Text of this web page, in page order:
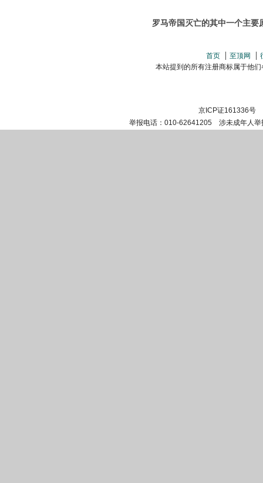
罗马帝国灭亡的其中一个主
首页 至顶网
本站提到的所有注册商标属于他
京ICP证161336号
举报电话：010-62641205 涉未成年人